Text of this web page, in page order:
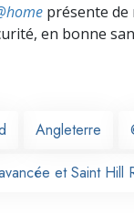
présente
en bonne
Angleterre
et Saint Hill